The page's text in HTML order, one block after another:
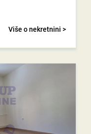
Više o nekretnini >